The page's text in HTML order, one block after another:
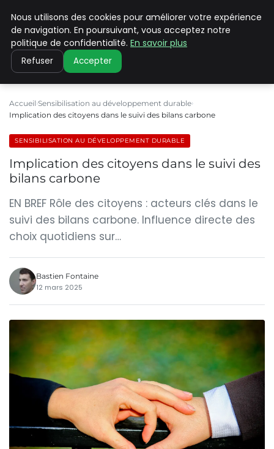
CLIMATE C ADVANCED
Accueil Sensibilisation au développement durable
Implication des citoyens dans le suivi des bilans carbone
SENSIBILISATION AU DÉVELOPPEMENT DURABLE
Implication des citoyens dans le suivi des
bilans carbone
EN BREF Rôle des citoyens : acteurs clés dans le
suivi des bilans carbone. Influence directe des
choix quotidiens sur…
Bastien Fontaine
12 mars 2025
Nous utilisons des cookies pour améliorer votre expérience
de navigation. En poursuivant, vous acceptez notre
politique de confidentialité. En savoir plus
Refuser Accepter